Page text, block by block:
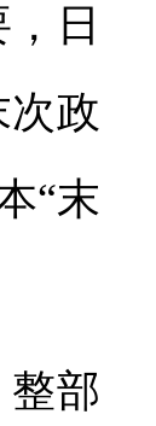
日
政
“末
部